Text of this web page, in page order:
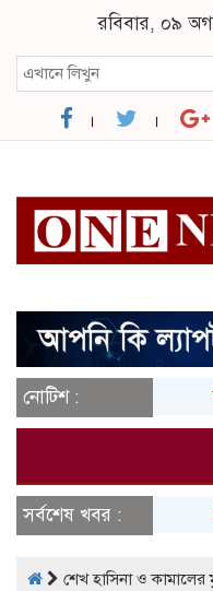
রবিবার, ০৯
নোটিশ :
সর্বশেষ খবর :
শেখ হাসিনা ও কামালের